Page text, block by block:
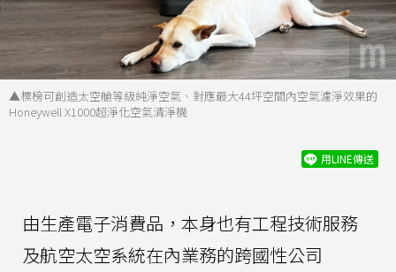
▲標榜可創造太空艙等級純淨空氣、對應最大44坪空間內空氣濾淨效果的
Honeywell X1000超淨化空氣清淨機
用LINE傳送
由生產電子消費品，本身也有工程技術服務
及航空太空系統在內業務的跨國性公司